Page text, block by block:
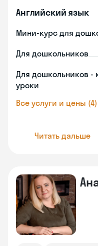
Английский язык
Мини-курс для
Для дошкольников
Для дошкольников -
уроки
Все услуги и цены (4)
Читать дальше